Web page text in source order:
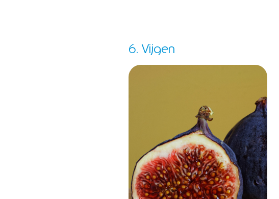
6. Vijgen